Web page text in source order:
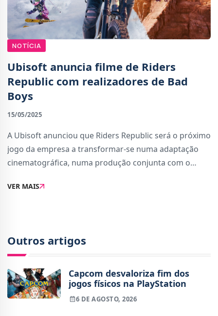
NOTÍCIA
Ubisoft anuncia filme de Riders
Republic com realizadores de Bad
Boys
15/05/2025
A Ubisoft anunciou que Riders Republic será o próximo
jogo da empresa a transformar-se numa adaptação
cinematográfica, numa produção conjunta com o
compartilhadas, a história do filme decorrerá
VER MAIS
Outros artigos
Capcom desvaloriza fim dos
jogos físicos na PlayStation
6 DE AGOSTO, 2026